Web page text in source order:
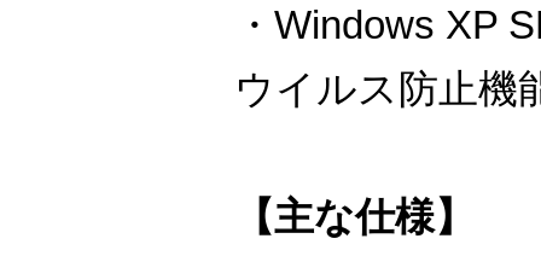
・Windows XP
ウイルス防止機
【主な仕様】